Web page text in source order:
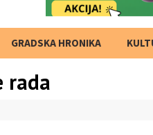
GRADSKA HRONIKA
rada